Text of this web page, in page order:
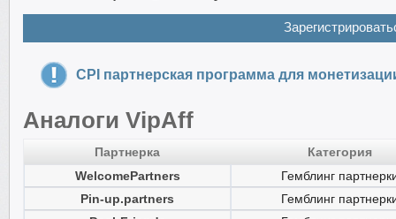
CPI партнерская программа для
Аналоги VipAff
Партнерка
Категория
WelcomePartners
Гемблинг
Pin-up.partners
Гемблинг